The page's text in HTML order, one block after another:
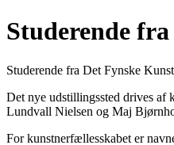
Studerende
Studerende fra Det Fynske
Det nye udstillingssted drives af
Lundvall Nielsen og Maj
For kunstnerfællesskabet er